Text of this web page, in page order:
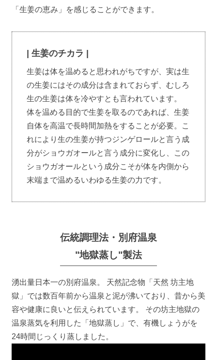
「生姜の恵み」を感じることができます。
| 生姜のチカラ |
生姜は体を温めると思われがちですが、実は生
の生姜にはその成分は含まれておらず、むしろ
生の生姜は体を冷やすとも言われています。
体を温める目的で生姜を取るのであれば、生姜
自体を高温で長時間加熱をすることが必要。こ
れにより生の生姜が持つジンゲロールと言う成
分がショウガオールと言う成分に変化し、この
ショウガオールという成分こそが体を内側から
末端まで温めるいわゆる生姜の力です。
伝統調理法・別府温泉
"地獄蒸し"製法
湧出量日本一の別府温泉。 天然記念物「天然 坊主地
獄」では数百年前から温泉と泥が沸いており、昔から美
容や健康に良いと伝えられています。 その坊主地獄の
温泉蒸気を利用した「地獄蒸し」で、有機しょうがを
24時間じっくり蒸しました。